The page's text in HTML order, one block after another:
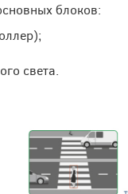
блоков:
света.